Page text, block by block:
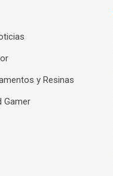
y Resinas
Gamer